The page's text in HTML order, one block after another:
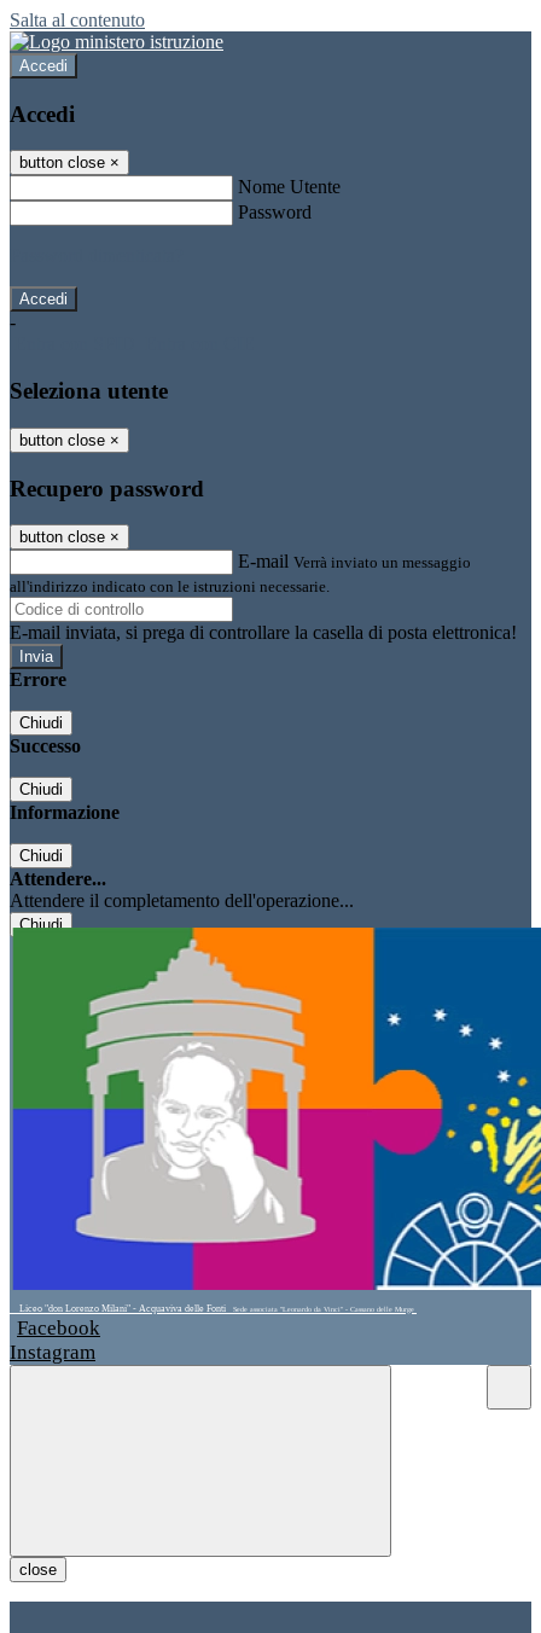
Salta al contenuto
Accedi
Accedi
button close ×
Nome Utente
Password
-
Seleziona utente
button close ×
Recupero password
button close ×
E-mail Verrà inviato un messaggio
all'indirizzo indicato con le istruzioni necessarie.
E-mail inviata, si prega di controllare la casella di posta elettronica!
Errore
Chiudi
Successo
Chiudi
Informazione
Chiudi
Attendere...
Attendere il completamento dell'operazione...
Chiudi
Liceo "don Lorenzo Milani" - Acquaviva delle Fonti Sede associata "Leonardo da Vinci" - Cassano delle Murge
Facebook
Instagram
close